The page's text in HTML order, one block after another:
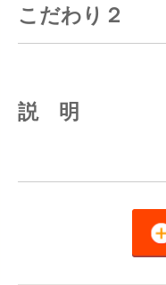
こだわり２
説 明